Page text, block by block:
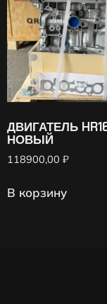
ДВИГАТЕЛЬ
НОВЫЙ
118900,00 ₽
В корзину